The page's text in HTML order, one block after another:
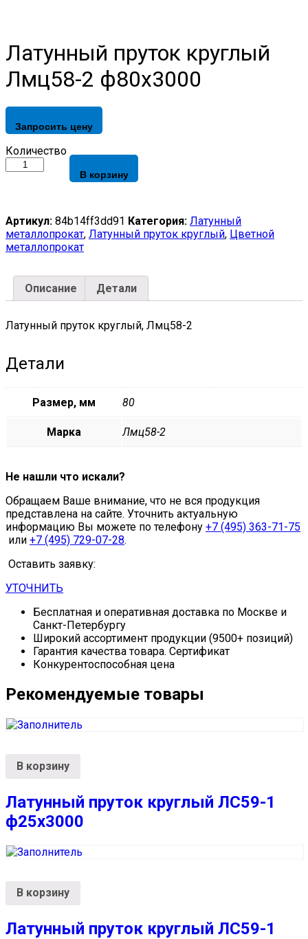
Латунный пруток круглый
Лмц58-2 ф80х3000
Запросить цену
Латунный
пруток
ф80х3000
quantity
Количество
В корзину
Артикул: 84b14ff3dd91 Категория: Латунный
металлопрокат, Латунный пруток круглый, Цветной
металлопрокат
Описание Детали
Латунный пруток круглый, Лмц58-2
Детали
Размер, мм 80
Марка Лмц58-2
Не нашли что искали?
Обращаем Ваше внимание, что не вся продукция
представлена на сайте. Уточнить актуальную
информацию Вы можете по телефону +7 (495) 363-71-75
или +7 (495) 729-07-28.
Оставить заявку:
УТОЧНИТЬ
Бесплатная и оперативная доставка по Москве и
Санкт-Петербургу
Широкий ассортимент продукции (9500+ позиций)
Гарантия качества товара. Сертификат
Конкурентоспособная цена
Рекомендуемые товары
В корзину
Латунный пруток круглый ЛС59-1
ф25х3000
В корзину
Латунный пруток круглый ЛС59-1